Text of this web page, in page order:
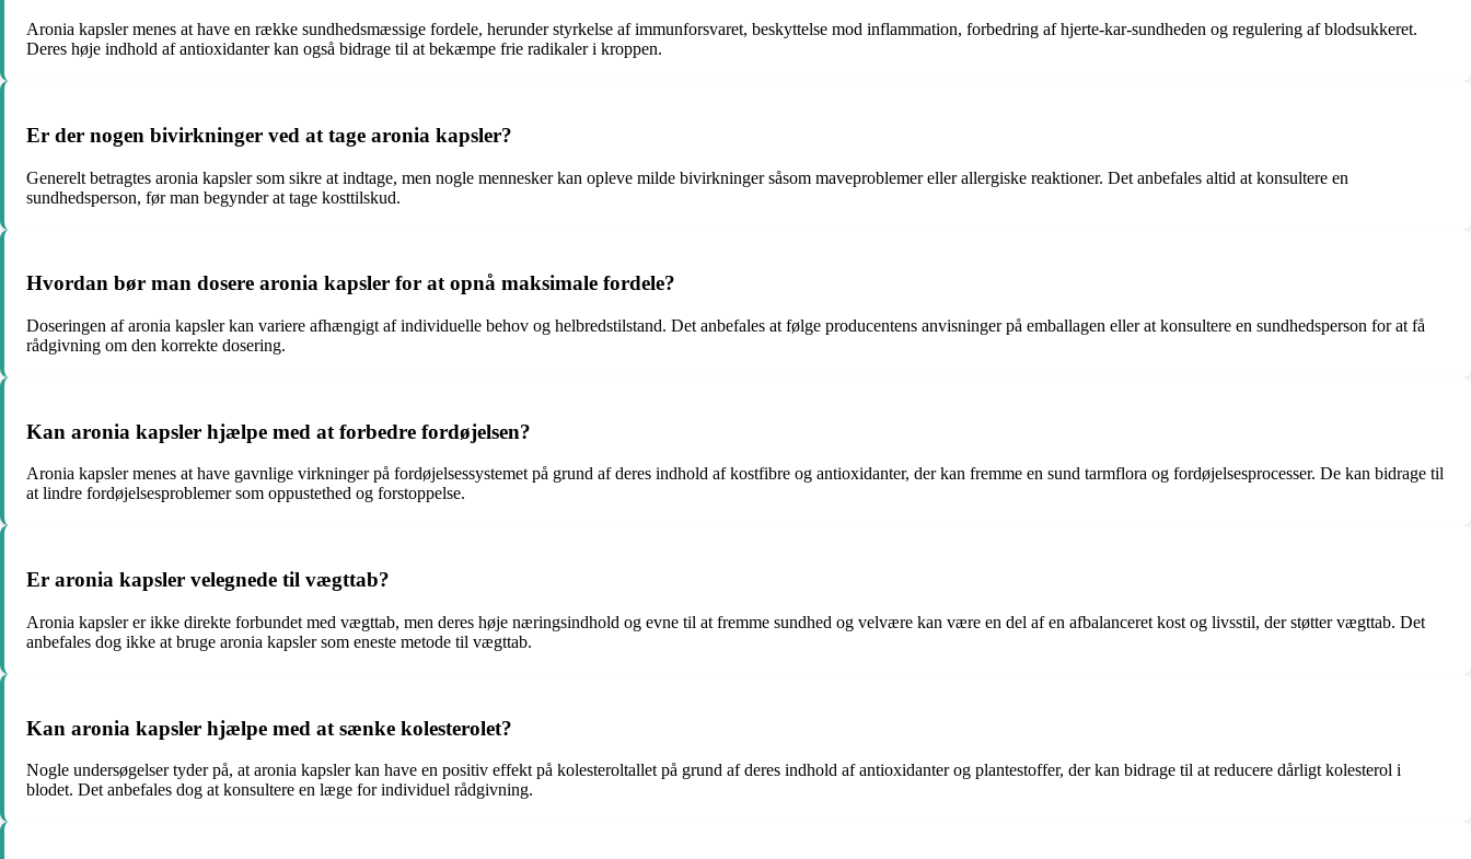
Aronia kapsler menes at have en række sundhedsmæssige fordele, herunder styrkelse af immunforsvaret, beskyttelse mod inflammation, forbedring af hjerte-kar-sundheden og regulering af blodsukkeret.
Deres høje indhold af antioxidanter kan også bidrage til at bekæmpe frie radikaler i kroppen.
Er der nogen bivirkninger ved at tage aronia kapsler?
Generelt betragtes aronia kapsler som sikre at indtage, men nogle mennesker kan opleve milde bivirkninger såsom maveproblemer eller allergiske reaktioner. Det anbefales altid at konsultere en
sundhedsperson, før man begynder at tage kosttilskud.
Hvordan bør man dosere aronia kapsler for at opnå maksimale fordele?
Doseringen af aronia kapsler kan variere afhængigt af individuelle behov og helbredstilstand. Det anbefales at følge producentens anvisninger på emballagen eller at konsultere en sundhedsperson for at få
rådgivning om den korrekte dosering.
Kan aronia kapsler hjælpe med at forbedre fordøjelsen?
Aronia kapsler menes at have gavnlige virkninger på fordøjelsessystemet på grund af deres indhold af kostfibre og antioxidanter, der kan fremme en sund tarmflora og fordøjelsesprocesser. De kan bidrage til
at lindre fordøjelsesproblemer som oppustethed og forstoppelse.
Er aronia kapsler velegnede til vægttab?
Aronia kapsler er ikke direkte forbundet med vægttab, men deres høje næringsindhold og evne til at fremme sundhed og velvære kan være en del af en afbalanceret kost og livsstil, der støtter vægttab. Det
anbefales dog ikke at bruge aronia kapsler som eneste metode til vægttab.
Kan aronia kapsler hjælpe med at sænke kolesterolet?
Nogle undersøgelser tyder på, at aronia kapsler kan have en positiv effekt på kolesteroltallet på grund af deres indhold af antioxidanter og plantestoffer, der kan bidrage til at reducere dårligt kolesterol i
blodet. Det anbefales dog at konsultere en læge for individuel rådgivning.